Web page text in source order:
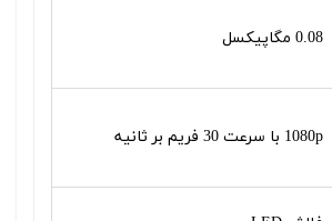
0.08 مگاپیکسل
1080p با سرعت 30 فریم بر ثانیه